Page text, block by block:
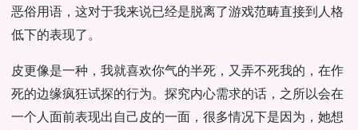
恶俗用语，这对于我来说已经是脱离了游戏范畴直接到人格
低下的表现了。
皮更像是一种，我就喜欢你气的半死，又弄不死我的，在作
死的边缘疯狂试探的行为。探究内心需求的话，之所以会在
一个人面前表现出自己皮的一面，很多情况下是因为，她想